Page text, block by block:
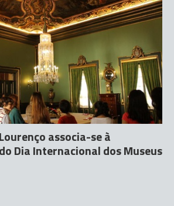
associa-se à
Dia Internacional dos Museus